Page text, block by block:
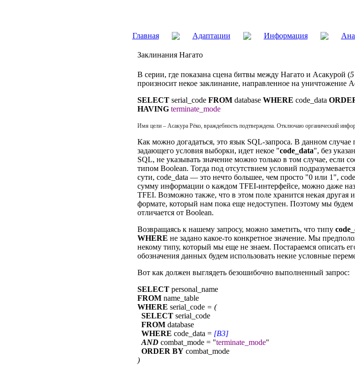
Главная Адаптации Информация
Заклинания Нагато
В серии, где показана сцена битвы между Нагато и Асакурой (
произносит некое заклинание, направленное на уничтожение
SELECTserial_code FROMdatabase WHERE code_data
HAVING terminate_mode
Имя цели – Асакура Рёко, враждебность подтверждена. Отключаю органический
Как можно догадаться, это язык SQL-запроса. В данном случае
задающего условия выборки, идет некое "code_data", без
SQL, не указывать значение можно только в том случае, если
типом Boolean. Тогда под отсутствием условий
сути, code_data — это нечто большее, чем просто "0 или 1",
сумму информации о каждом TFEI-интерфейсе, можно даже
TFEI. Возможно также, что в этом поле хранится некая
формате, который нам пока еще недоступен. Поэтому мы будем
отличается от Boolean.
Возвращаясь к нашему запросу, можно заметить, что типу
WHERE не задано какое-то конкретное значение. Мы
некому типу, который мы еще не знаем. Постараемся описать
обозначения данных будем использовать некие условные
Вот как должен выглядеть безошибочно выполненный запрос:
SELECTpersonal_name
FROMname_table
WHERE serial_code= (
SELECT serial_code
FROM database
WHERE code_data = [B3]
AND combat_mode= "terminate_mode"
ORDER BY combat_mode
)